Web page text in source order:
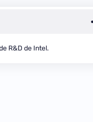
R&D de Intel.